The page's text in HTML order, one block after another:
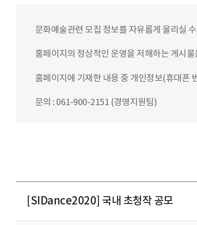
문화예술관련 모집 정보를 자유롭게 올리실
홈페이지의 정상적인 운영을 저해하는 게시
홈페이지에 기재한 내용 중 개인정보(휴대폰
문의 : 061-900-2151 (경영지원팀)
[SIDance2020] 국내 초청작 공모